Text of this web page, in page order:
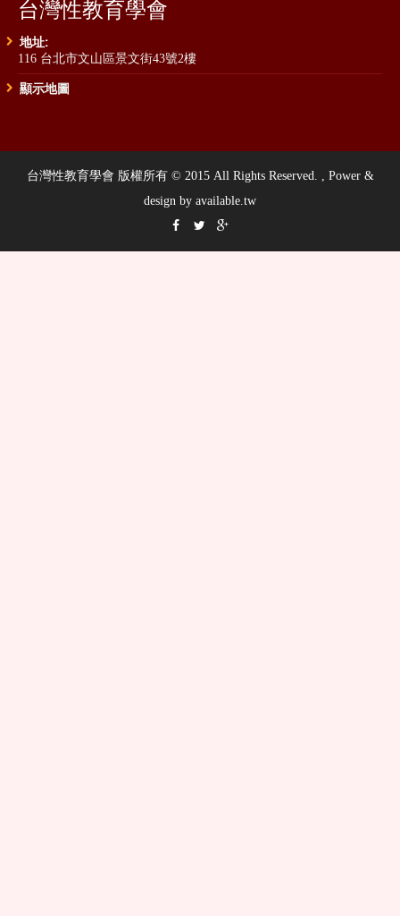
台灣性教育學會
地址:
116 台北市文山區景文街43號2樓
顯示地圖
台灣性教育學會 版權所有 © 2015 All Rights Reserved. , Power &
design by available.tw
  